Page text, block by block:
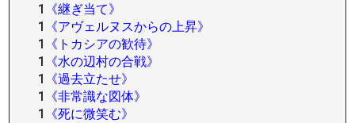
1
《継ぎ当て》
1
《アヴェルヌスからの上昇》
1
《トカシアの歓待》
1
《水の辺村の合戦》
1
《過去立たせ》
1
《非常識な図体》
1
《死に微笑む》